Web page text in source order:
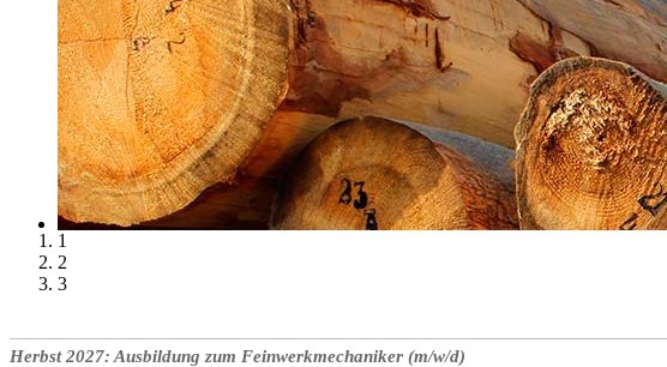
1
2
3
Herbst 2027: Ausbildung zum Feinwerkmechaniker (m/w/d)